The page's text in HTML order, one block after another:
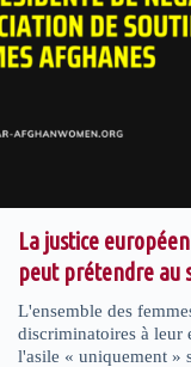
La justice
peut prétendre au
L'ensemble des
discriminatoires à leur
l'asile « uniquement »